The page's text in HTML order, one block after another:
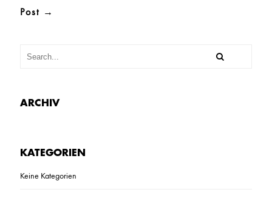
ARCHIV
KATEGORIEN
Keine Kategorien